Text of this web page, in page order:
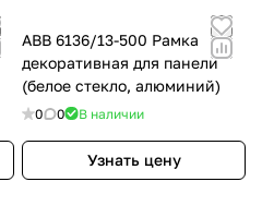
ABB 6136/13-500 Рамка
декоративная для панели
(белое стекло, алюминий)
0 0 В наличии
Узнать цену